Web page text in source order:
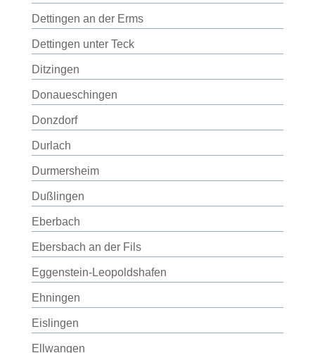
Dettingen an der Erms
Dettingen unter Teck
Ditzingen
Donaueschingen
Donzdorf
Durlach
Durmersheim
Dußlingen
Eberbach
Ebersbach an der Fils
Eggenstein-Leopoldshafen
Ehningen
Eislingen
Ellwangen